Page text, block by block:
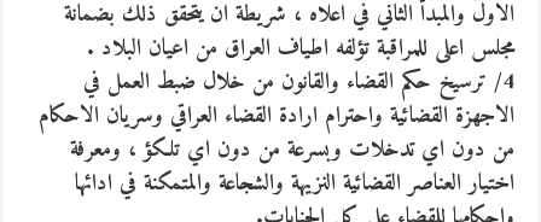
الاول والمبدأ الثاني في اعلاه ، شريطة ان يتحقق ذلك بضمانة
مجلس اعلى للمراقبة تؤلفه اطياف العراق من اعيان البلاد .
4/ ترسيخ حكم القضاء والقانون من خلال ضبط العمل في
الاجهزة القضائية واحترام ارادة القضاء العراقي وسريان الاحكام
من دون اي تدخلات وبسرعة من دون اي تلكؤ ، ومعرفة
اختيار العناصر القضائية النزيهة والشجاعة والمتمكنة في ادائها